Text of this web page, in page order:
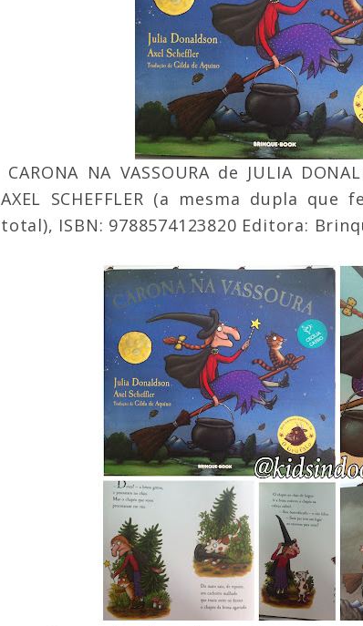
CARONA NA VASSOURA de JULIA
AXEL SCHEFFLER (a mesma dupla
total), ISBN: 9788574123820 Editora: Brin